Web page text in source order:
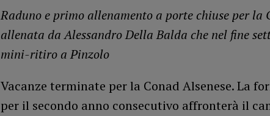
Raduno e primo allenamento a porte chiuse per la
allenata da Alessandro Della Balda che nel fine
mini-ritiro a Pinzolo
Vacanze terminate per la Conad Alsenese. La
per il secondo anno consecutivo affronterà il